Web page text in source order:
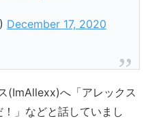
December 17, 2020
(ImAllexx)へ「アレックス
」などと話していまし